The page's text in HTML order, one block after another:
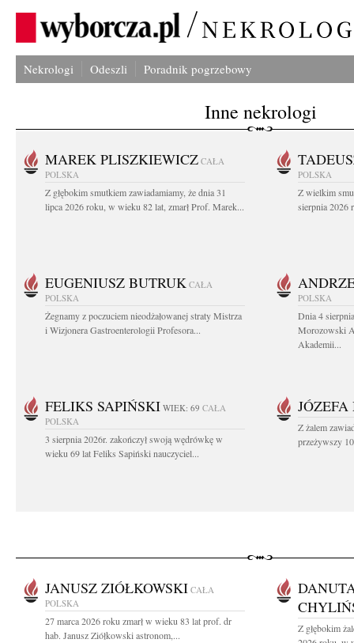
Nekrologi Odeszli Poradnik pogrzebowy
Inne nekrologi
MAREK PLISZKIEWICZ CAŁA
POLSKA
Z głębokim smutkiem zawiadamiamy, że dnia 31
lipca 2026 roku, w wieku 82 lat, zmarł Prof. Marek...
POLSKA
Z wielkim
sierpnia 2026
EUGENIUSZ BUTRUK CAŁA
POLSKA
Żegnamy z poczuciem nieodżałowanej straty Mistrza
i Wizjonera Gastroenterologii Profesora...
POLSKA
Dnia 4
Morozowski
Akademii...
FELIKS SAPIŃSKI WIEK: 69 CAŁA
POLSKA
3 sierpnia 2026r. zakończył swoją wędrówkę w
wieku 69 lat Feliks Sapiński nauczyciel...
Z żalem
przeżywszy
JANUSZ ZIÓŁKOWSKI CAŁA
POLSKA
27 marca 2026 roku zmarł w wieku 83 lat prof. dr
hab. Janusz Ziółkowski astronom,...
Z głębokim